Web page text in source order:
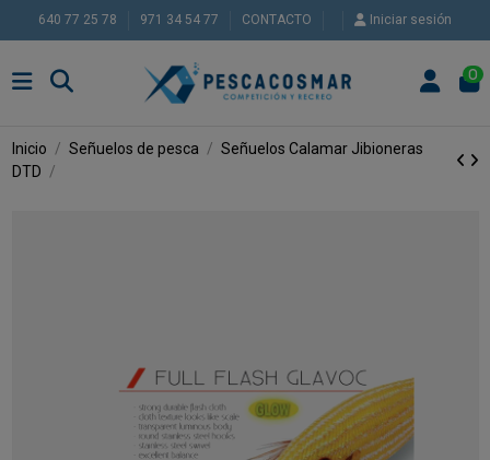
640 77 25 78 971 34 54 77 CONTACTO Iniciar sesión
0
Inicio Señuelos de pesca Señuelos Calamar Jibioneras
DTD